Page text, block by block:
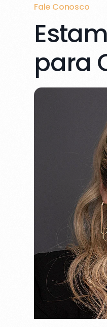
Fale Conosco
para